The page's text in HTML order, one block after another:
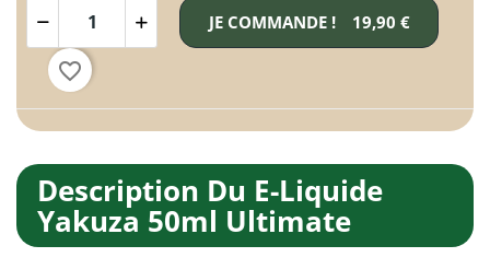
JE COMMANDE ! 19,90 €
favorite_border
Description Du E-Liquide
Yakuza 50ml Ultimate